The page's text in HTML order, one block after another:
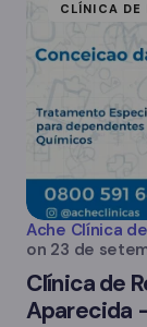
CLÍNICA DE
Ache Clínica
on 23 de
Clínica de
Aparecida